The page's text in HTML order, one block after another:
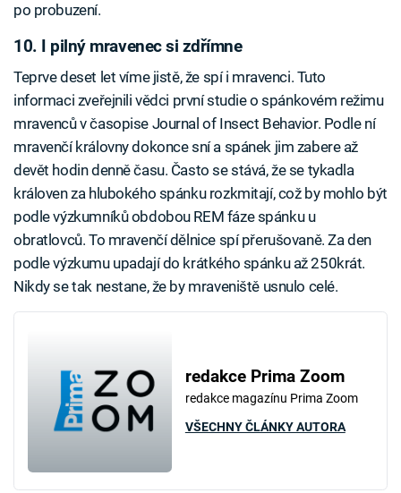
po probuzení.
10. I pilný mravenec si zdřímne
Teprve deset let víme jistě, že spí i mravenci. Tuto
informaci zveřejnili vědci první studie o spánkovém režimu
mravenců v časopise Journal of Insect Behavior. Podle ní
mravenčí královny dokonce sní a spánek jim zabere až
devět hodin denně času. Často se stává, že se tykadla
královen za hlubokého spánku rozkmitají, což by mohlo být
podle výzkumníků obdobou REM fáze spánku u
obratlovců. To mravenčí dělnice spí přerušovaně. Za den
podle výzkumu upadají do krátkého spánku až 250krát.
Nikdy se tak nestane, že by mraveniště usnulo celé.
redakce Prima Zoom
redakce magazínu Prima Zoom
VŠECHNY ČLÁNKY AUTORA